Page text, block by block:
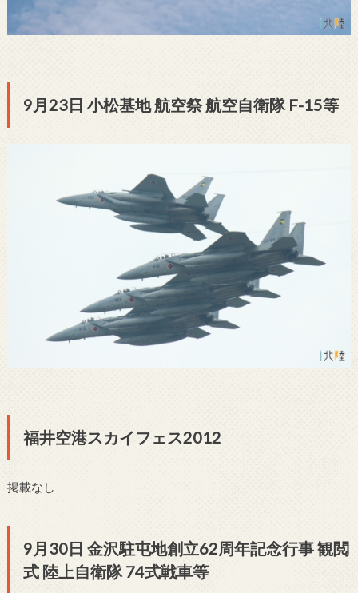
9月23日 小松基地 航空祭 航空自衛隊 F-15等
福井空港スカイフェス2012
掲載なし
9月30日 金沢駐屯地創立62周年記念行事 観閲
式 陸上自衛隊 74式戦車等